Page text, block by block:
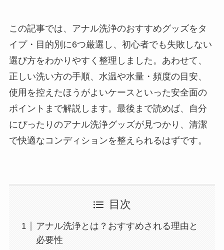
この記事では、アナル洗浄のおすすめグッズをタ
イプ・目的別に6つ厳選し、初心者でも失敗しない
選び方をわかりやすく整理しました。あわせて、
正しい洗い方の手順、水温や水量・頻度の目安、
使用を控えたほうがよいケースといった安全面の
ポイントまで解説します。最後まで読めば、自分
にぴったりのアナル洗浄グッズが見つかり、清潔
で快適なコンディションを整えられるはずです。
目次
アナル洗浄とは？おすすめされる理由と
必要性